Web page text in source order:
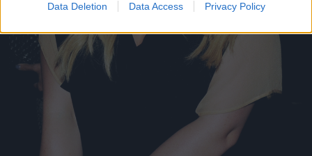
Data Deletion Data Access Privacy Policy